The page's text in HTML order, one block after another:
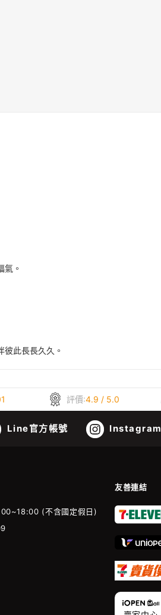
氣。
此長長久久。
評價:4.9 / 5.0
Line官方帳號 Instagram
友善連結
(不含國定假日)